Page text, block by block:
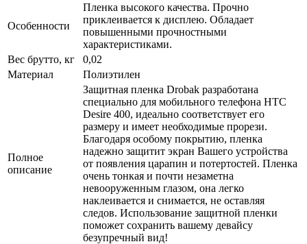
Особенности
Пленка высокого качества. Прочно
приклеивается к дисплею. Обладает
повышенными прочностными
характеристиками.
Вес брутто, кг
0,02
Материал
Полиэтилен
Полное
описание
Защитная пленка Drobak разработана
специально для мобильного телефона HTC
Desire 400, идеально соответствует его
размеру и имеет необходимые прорези.
Благодаря особому покрытию, пленка
надежно защитит экран Вашего устройства
от появления царапин и потертостей. Пленка
очень тонкая и почти незаметна
невооруженным глазом, она легко
наклеивается и снимается, не оставляя
следов. Использование защитной пленки
поможет сохранить вашему девайсу
безупречный вид!